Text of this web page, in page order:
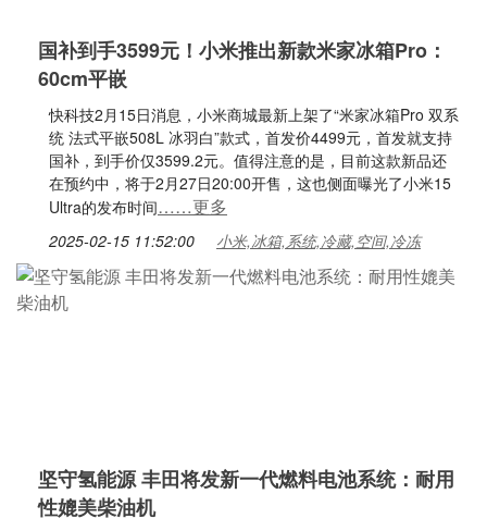
国补到手3599元！小米推出新款米家冰箱Pro：
60cm平嵌
快科技2月15日消息，小米商城最新上架了“米家冰箱Pro 双系
统 法式平嵌508L 冰羽白”款式，首发价4499元，首发就支持
国补，到手价仅3599.2元。值得注意的是，目前这款新品还
在预约中，将于2月27日20:00开售，这也侧面曝光了小米15
Ultra的发布时间……更多
2025-02-15 11:52:00 小米,冰箱,系统,冷藏,空间,冷冻
坚守氢能源 丰田将发新一代燃料电池系统：耐用
性媲美柴油机